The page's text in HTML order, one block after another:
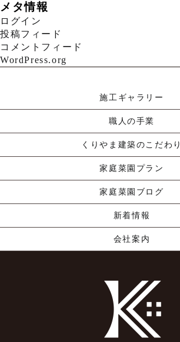
メタ情報
ログイン
投稿フィード
コメントフィード
WordPress.org
施工ギャラリー
職人の手業
くりやま建築のこだわり
家庭菜園プラン
家庭菜園ブログ
新着情報
会社案内